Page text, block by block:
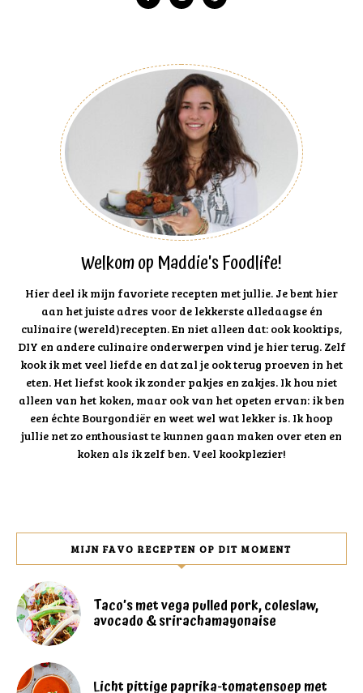
Welkom op Maddie's Foodlife!
Hier deel ik mijn favoriete recepten met jullie. Je bent hier
aan het juiste adres voor de lekkerste alledaagse én
culinaire (wereld)recepten. En niet alleen dat: ook kooktips,
DIY en andere culinaire onderwerpen vind je hier terug. Zelf
kook ik met veel liefde en dat zal je ook terug proeven in het
eten. Het liefst kook ik zonder pakjes en zakjes. Ik hou niet
alleen van het koken, maar ook van het opeten ervan: ik ben
een échte Bourgondiër en weet wel wat lekker is. Ik hoop
jullie net zo enthousiast te kunnen gaan maken over eten en
koken als ik zelf ben. Veel kookplezier!
MIJN FAVO RECEPTEN OP DIT MOMENT
Taco’s met vega pulled pork, coleslaw,
avocado & srirachamayonaise
Licht pittige paprika-tomatensoep met